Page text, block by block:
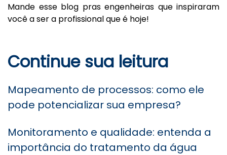
Mande esse blog pras engenheiras que inspiraram
você a ser a profissional que é hoje!
Continue sua leitura
Mapeamento de processos: como ele
pode potencializar sua empresa?
Monitoramento e qualidade: entenda a
importância do tratamento da água